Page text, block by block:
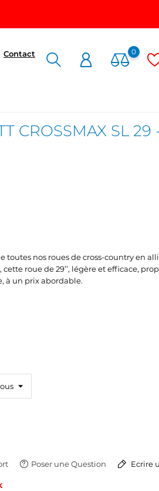
Contact
0
CROSSMAX SL 29
toutes nos roues de cross-country en
roue de 29’’, légère et efficace,
à un prix abordable.
Poser une Question Ecrire